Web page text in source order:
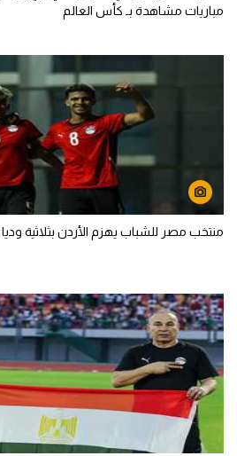
مباريات مشاهدة بـ كأس العالم
منتخب مصر للشباب يهزم الأردن بثلاثية وديا